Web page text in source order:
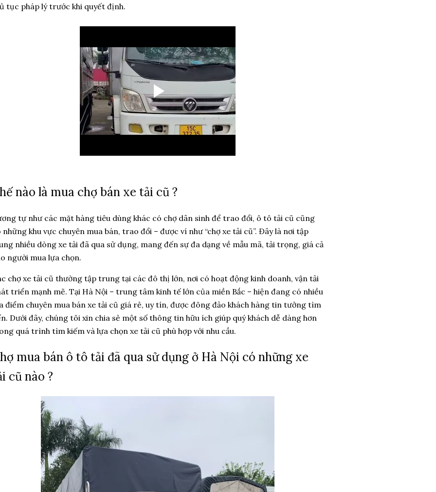
tục pháp lý trước khi quyết định.
nào là mua chợ bán xe tải cũ ?
tự như các mặt hàng tiêu dùng khác có chợ dân sinh để trao đổi, ô tô tải cũ cũng
những khu vực chuyên mua bán, trao đổi – được ví như “chợ xe tải cũ”. Đây là nơi tập
nhiều dòng xe tải đã qua sử dụng, mang đến sự đa dạng về mẫu mã, tải trọng, giá cả
người mua lựa chọn.
chợ xe tải cũ thường tập trung tại các đô thị lớn, nơi có hoạt động kinh doanh, vận tải
triển mạnh mẽ. Tại Hà Nội – trung tâm kinh tế lớn của miền Bắc – hiện đang có nhiều
điểm chuyên mua bán xe tải cũ giá rẻ, uy tín, được đông đảo khách hàng tin tưởng tìm
Dưới đây, chúng tôi xin chia sẻ một số thông tin hữu ích giúp quý khách dễ dàng hơn
quá trình tìm kiếm và lựa chọn xe tải cũ phù hợp với nhu cầu.
mua bán ô tô tải đã qua sử dụng ở Hà Nội có những xe
cũ nào ?